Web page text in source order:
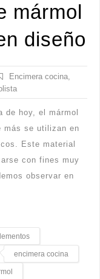
mármol
diseño
Encimera cocina
de hoy, el mármol
más se utilizan en
Este material
con fines muy
observar en
encimera cocina